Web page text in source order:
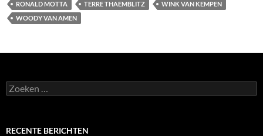
RONALD MOTTA
TERRE THAEMBLITZ
WINK VAN KEMPEN
WOODY VAN AMEN
Zoeken
naar:
RECENTE BERICHTEN